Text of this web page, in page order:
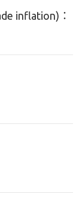
inflation)：